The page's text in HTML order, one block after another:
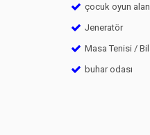
çocuk oyun
Jeneratör
Masa Tenisi /
buhar odası